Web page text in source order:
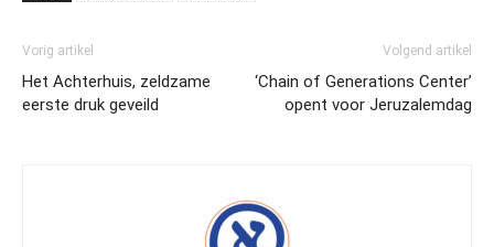
Vorig artikel
Het Achterhuis, zeldzame
eerste druk geveild
Volgend artikel
‘Chain of Generations Center’
opent voor Jeruzalemdag